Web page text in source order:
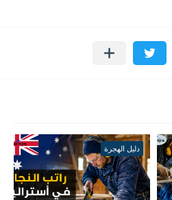
دليل الهجرة